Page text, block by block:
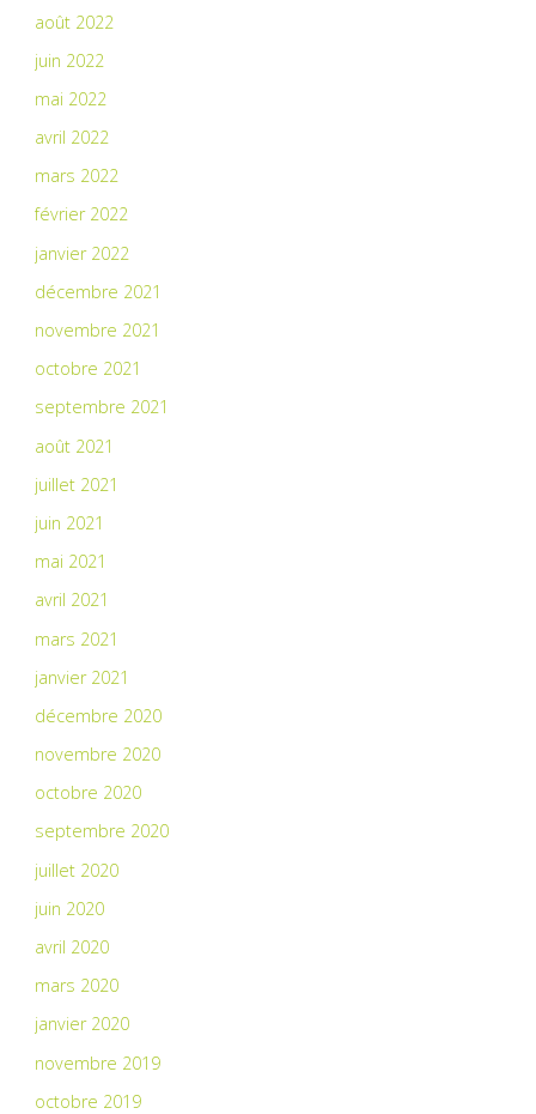
août 2022
juin 2022
mai 2022
avril 2022
mars 2022
février 2022
janvier 2022
décembre 2021
novembre 2021
octobre 2021
septembre 2021
août 2021
juillet 2021
juin 2021
mai 2021
avril 2021
mars 2021
janvier 2021
décembre 2020
novembre 2020
octobre 2020
septembre 2020
juillet 2020
juin 2020
avril 2020
mars 2020
janvier 2020
novembre 2019
octobre 2019